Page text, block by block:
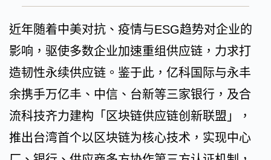
近年随着中美对抗、疫情与ESG趋势对企业的
影响，驱使多数企业加速重组供应链，力求打
造韧性永续供应链。鉴于此，亿科国际与永丰
余携手万亿丰、中信、台新等三家银行，及合
流科技齐力建构「区块链供应链创新联盟」，
推出台湾首个以区块链为核心技术，实现中心